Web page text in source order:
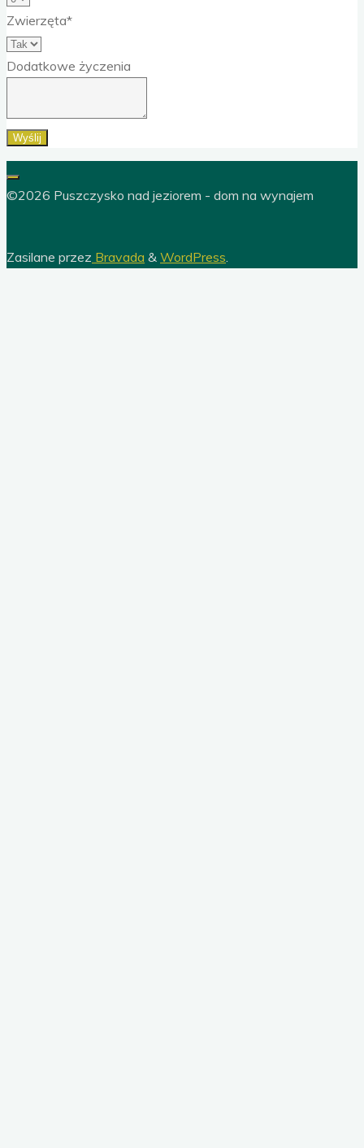
Zwierzęta*
Dodatkowe życzenia
Wyślij
©2026 Puszczysko nad jeziorem - dom na wynajem
Zasilane przez Bravada & WordPress.